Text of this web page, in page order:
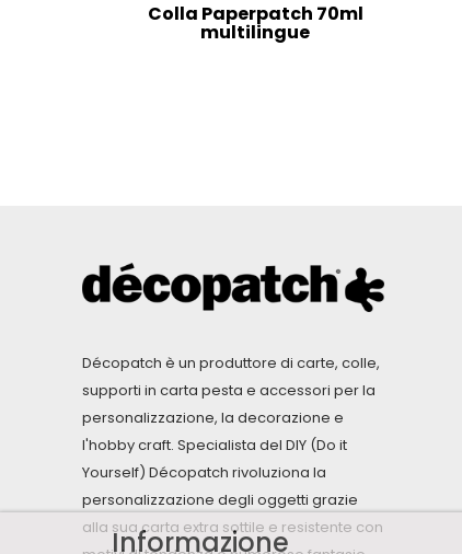
Colla Paperpatch 70ml
multilingue
Décopatch è un produttore di carte, colle,
supporti in carta pesta e accessori per la
personalizzazione, la decorazione e
l'hobby craft. Specialista del DIY (Do it
Yourself) Décopatch rivoluziona la
personalizzazione degli oggetti grazie
alla sua carta extra sottile e resistente con
Informazione